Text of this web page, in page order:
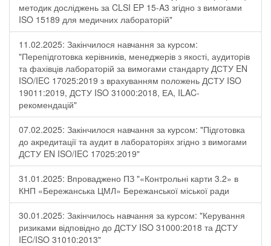
методик досліджень за CLSI EP 15-A3 згідно з вимогами
ISO 15189 для медичних лабораторій"
11.02.2025: Закінчилося навчання за курсом:
"Перепідготовка керівників, менеджерів з якості, аудиторів
та фахівців лабораторій за вимогами стандарту ДСТУ EN
ISO/IEC 17025:2019 з врахуванням положень ДСТУ ISO
19011:2019, ДСТУ ISO 31000:2018, ЕА, ILAC-
рекомендацій"
07.02.2025: Закінчилося навчання за курсом: "Підготовка
до акредитації та аудит в лабораторіях згідно з вимогами
ДСТУ EN ISO/IEC 17025:2019"
31.01.2025: Впроваджено ПЗ "«Контрольні карти 3.2» в
КНП «Бережанська ЦМЛ» Бережанської міської ради
30.01.2025: Закінчилось навчання за курсом: "Керування
ризиками відповідно до ДСТУ ISO 31000:2018 та ДСТУ
IEC/ISO 31010:2013"